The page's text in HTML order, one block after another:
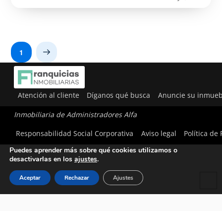
1 Next
Atención al cliente Díganos qué busca Anuncie su
Inmobiliaria de Administradores Alfa
Responsabilidad Social Corporativa
Aviso legal Política de
Utilizamos cookies para ofrecerte la mejor experiencia en
Puedes aprender más sobre qué cookies utilizamos o
desactivarlas en los ajustes.
Aceptar Rechazar Ajustes